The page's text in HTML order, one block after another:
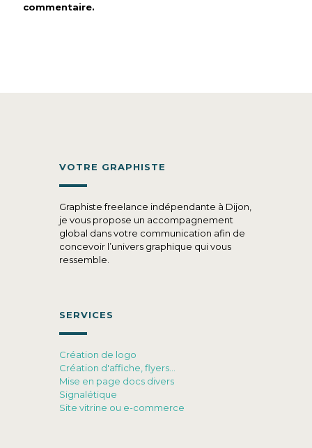
commentaire.
VOTRE GRAPHISTE
Graphiste freelance indépendante à Dijon,
je vous propose un accompagnement
global dans votre communication afin de
concevoir l’univers graphique qui vous
ressemble.
SERVICES
Création de logo
Création d'affiche, flyers…
Mise en page docs divers
Signalétique
Site vitrine ou e-commerce